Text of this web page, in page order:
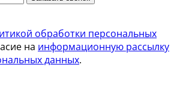
обработки персональных
на информационную рассылку
данных.